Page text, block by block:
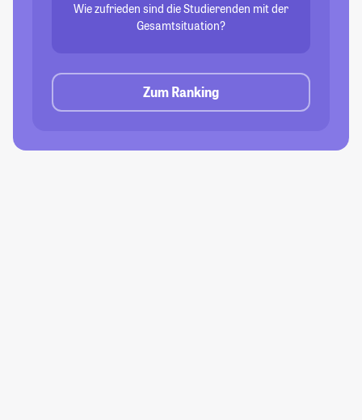
Wie zufrieden sind die Studierenden mit der
Gesamtsituation?
Zum Ranking